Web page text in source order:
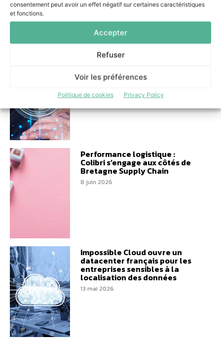
consentement peut avoir un effet négatif sur certaines caractéristiques
et fonctions.
Accepter
Refuser
Voir les préférences
Politique de cookies Privacy Policy
L’IA supervisée permet
d’activité avec les mêmes
équipes
10 juin 2026
Performance logistique :
Colibri s’engage aux côtés de
Bretagne Supply Chain
8 juin 2026
Impossible Cloud ouvre un
datacenter français pour les
entreprises sensibles à la
localisation des données
13 mai 2026